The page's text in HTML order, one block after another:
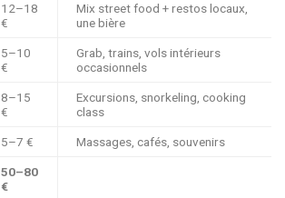
12–18
€
Mix street food + restos locaux,
une bière
5–10
€
Grab, trains, vols intérieurs
occasionnels
8–15
€
Excursions, snorkeling, cooking
class
5–7 € Massages, cafés, souvenirs
50–80
€